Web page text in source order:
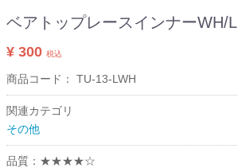
ベアトップレースインナーWH/L
¥ 300 税込
商品コード： TU-13-LWH
関連カテゴリ
その他
品質：★★★★☆